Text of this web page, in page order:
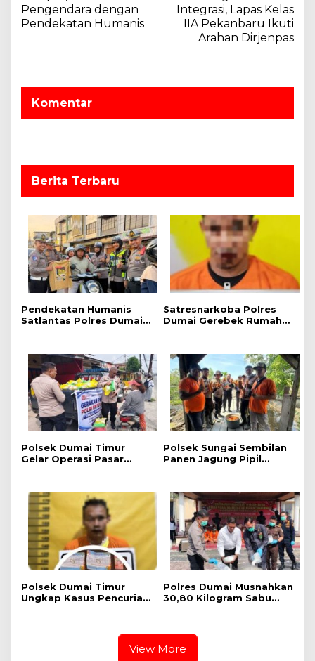
v
i
s
s
Pengendara dengan
Pendekatan Humanis
Integrasi, Lapas Kelas
IIA Pekanbaru Ikuti
Arahan Dirjenpas
Komentar
Berita Terbaru
Pendekatan Humanis
Satlantas Polres Dumai,
Edukasi Langsung di
Tengah Masyarakat
Satresnarkoba Polres
Dumai Gerebek Rumah
Shabu dan Alat
Transaksi Diamankan
Polsek Dumai Timur
Gelar Operasi Pasar
untuk Masyarakat
Polsek Sungai Sembilan
Panen Jagung Pipil
Pangan Kuartal II Tahun
2026
Polsek Dumai Timur
Ungkap Kasus Pencurian
Polres Dumai Musnahkan
30,80 Kilogram Sabu
View More